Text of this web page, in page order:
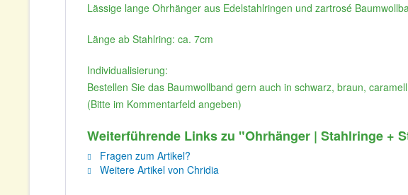
Lässige lange Ohrhänger aus Edelstahlringen und zartrosé
Länge ab Stahlring: ca. 7cm
Individualisierung:
Bestellen Sie das Baumwollband gern auch in schwarz, braun,
(Bitte im Kommentarfeld angeben)
Weiterführende Links zu "Ohrhänger | Stahlringe +
Fragen zum Artikel?
Weitere Artikel von Chridia